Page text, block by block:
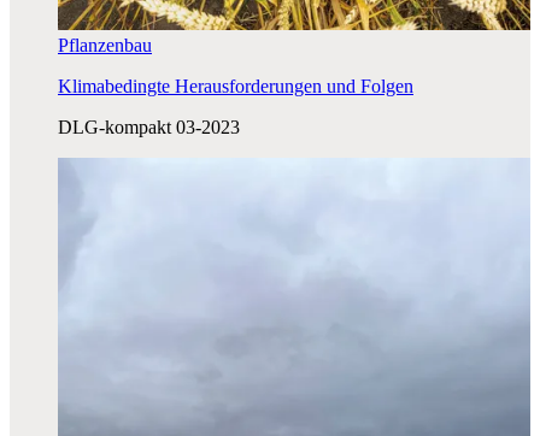
Pflanzenbau
Klimabedingte Herausforderungen und Folgen
DLG-kompakt 03-2023